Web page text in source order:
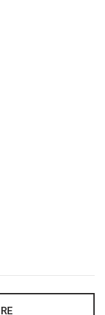
BOX DI
TUA ED
A TUA
DI